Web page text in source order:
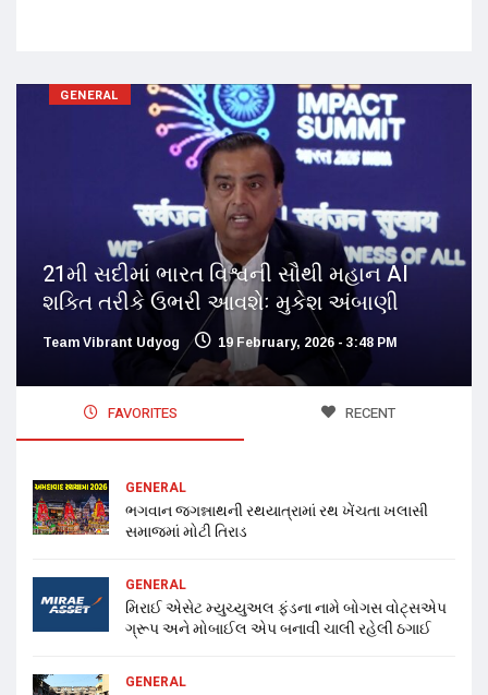
GENERAL
21મી સદીમાં ભારત વિશ્વની સૌથી મહાન AI
શક્તિ તરીકે ઉભરી આવશેઃ મુકેશ અંબાણી
Team Vibrant Udyog 19 February, 2026 - 3:48 PM
FAVORITES RECENT
GENERAL
ભગવાન જગન્નાથની રથયાત્રામાં રથ ખેંચતા ખલાસી
સમાજમાં મોટી તિરાડ
GENERAL
મિરાઈ એસેટ મ્યુચ્યુઅલ ફંડના નામે બોગસ વોટ્સએપ
ગ્રૂપ અને મોબાઈલ એપ બનાવી ચાલી રહેલી ઠગાઈ
GENERAL